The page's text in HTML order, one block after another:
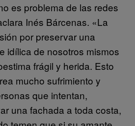
es problema de las redes
Inés Bárcenas. «La
por preservar una
idílica de nosotros mismos
frágil y herida. Esto
mucho sufrimiento y
que intentan,
una fachada a toda costa,